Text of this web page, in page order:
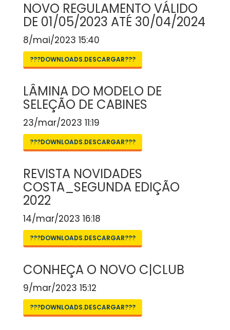
NOVO REGULAMENTO VÁLIDO
DE 01/05/2023 ATÉ 30/04/2024
8/mai/2023 15:40
???DOWNLOADS.DESCARGAR???
LÂMINA DO MODELO DE
SELEÇÃO DE CABINES
23/mar/2023 11:19
???DOWNLOADS.DESCARGAR???
REVISTA NOVIDADES
COSTA_SEGUNDA EDIÇÃO
2022
14/mar/2023 16:18
???DOWNLOADS.DESCARGAR???
CONHEÇA O NOVO C|CLUB
9/mar/2023 15:12
???DOWNLOADS.DESCARGAR???